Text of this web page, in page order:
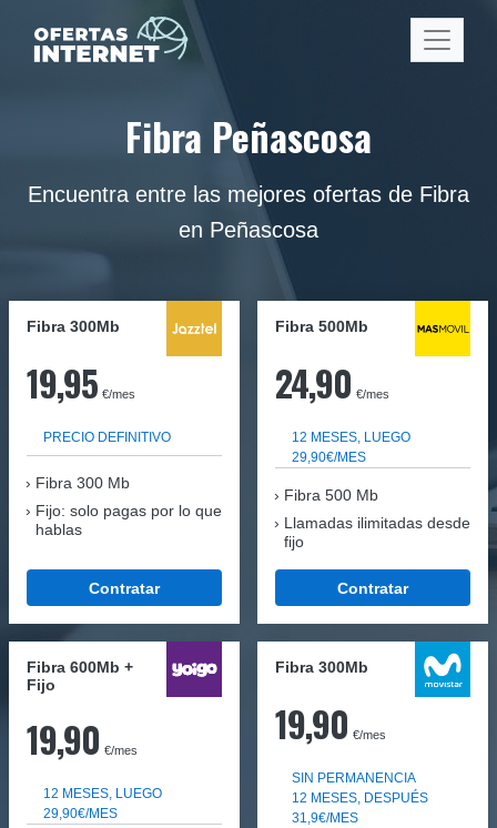
Fibra Peñascosa
Encuentra entre las mejores ofertas de Fibra
en Peñascosa
Fibra 300Mb
19,95 €/mes
PRECIO DEFINITIVO
Fibra 300 Mb
Fijo: solo pagas por lo que
hablas
Contratar
Fibra 500Mb
24,90 €/mes
12 MESES, LUEGO
29,90€/MES
Fibra 500 Mb
Llamadas ilimitadas desde
fijo
Contratar
Fibra 600Mb +
Fijo
19,90 €/mes
12 MESES, LUEGO
29,90€/MES
Fibra 300Mb
19,90 €/mes
SIN PERMANENCIA
12 MESES, DESPUÉS
31,9€/MES